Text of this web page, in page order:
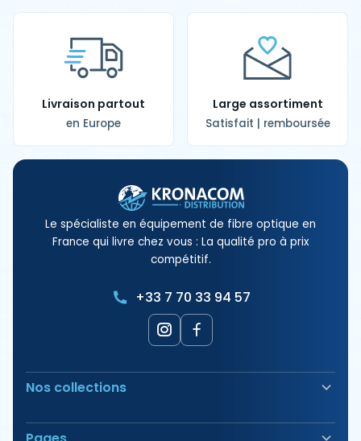
Livraison partout
en Europe
Large assortiment
Satisfait | remboursée
Le spécialiste en équipement de fibre optique en
France qui livre chez vous : La qualité pro à prix
compétitif.
+33 7 70 33 94 57
Nos collections
Soudeuse Fibre Optique